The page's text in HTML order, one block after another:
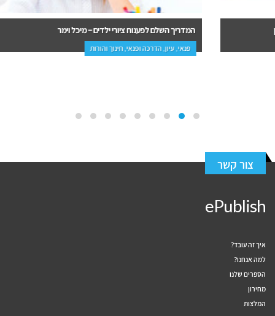
המדריך השלם לפענוח ציורי ילדים – מיכל וימר
פנאי, עיון, הדרכה ופנאי, חינוך והורות
צור קשר
ePublish
איך זה עובד?
למה אנחנו?
הספרים שלנו
מחירון
המלצות